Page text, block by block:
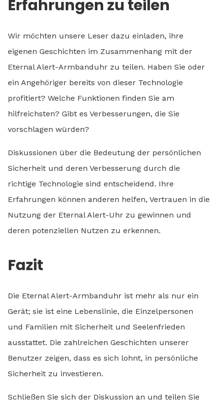
Erfahrungen zu teilen
Wir möchten unsere Leser dazu einladen, ihre
eigenen Geschichten im Zusammenhang mit der
Eternal Alert-Armbanduhr zu teilen. Haben Sie oder
ein Angehöriger bereits von dieser Technologie
profitiert? Welche Funktionen finden Sie am
hilfreichsten? Gibt es Verbesserungen, die Sie
vorschlagen würden?
Diskussionen über die Bedeutung der persönlichen
Sicherheit und deren Verbesserung durch die
richtige Technologie sind entscheidend. Ihre
Erfahrungen können anderen helfen, Vertrauen in die
Nutzung der Eternal Alert-Uhr zu gewinnen und
deren potenziellen Nutzen zu erkennen.
Fazit
Die Eternal Alert-Armbanduhr ist mehr als nur ein
Gerät; sie ist eine Lebenslinie, die Einzelpersonen
und Familien mit Sicherheit und Seelenfrieden
ausstattet. Die zahlreichen Geschichten unserer
Benutzer zeigen, dass es sich lohnt, in persönliche
Sicherheit zu investieren.
Schließen Sie sich der Diskussion an und teilen Sie